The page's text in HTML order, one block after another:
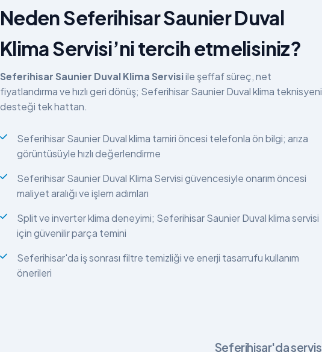
Neden Seferihisar Saunier Duval
Klima Servisi’ni tercih etmelisiniz?
Seferihisar Saunier Duval Klima Servisiile şeffaf süreç, net
fiyatlandırma ve hızlı geri dönüş; Seferihisar Saunier Duval klima teknisyeni
desteği tek hattan.
Seferihisar Saunier Duval klima tamiri öncesi telefonla ön bilgi; arıza
görüntüsüyle hızlı değerlendirme
Seferihisar Saunier Duval Klima Servisi güvencesiyle onarım öncesi
maliyet aralığı ve işlem adımları
Split ve inverter klima deneyimi; Seferihisar Saunier Duval klima servisi
için güvenilir parça temini
Seferihisar'da iş sonrası filtre temizliği ve enerji tasarrufu kullanım
önerileri
Seferihisar'da